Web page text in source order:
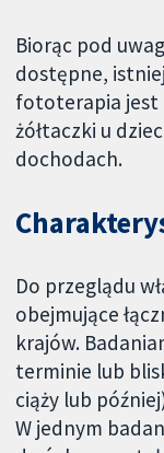
Biorąc pod
dostępne,
fototerapia jest
żółtaczki u
dochodach.
Do przeglądu
obejmujące
krajów.
terminie lub
ciąży lub
W jednym